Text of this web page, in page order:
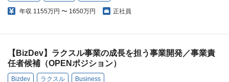
年収 1155万円 〜 1650万円 正社員
【BizDev】ラクスル事業の成長を担う事業開発／事業責
任者候補（OPENポジション）
Bizdev ラクスル Business